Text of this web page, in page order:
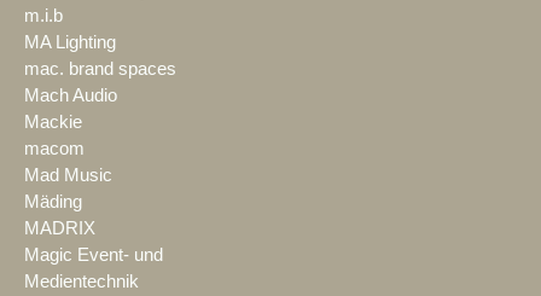
m.i.b
MA Lighting
mac. brand spaces
Mach Audio
Mackie
macom
Mad Music
Mäding
MADRIX
Magic Event- und
Medientechnik